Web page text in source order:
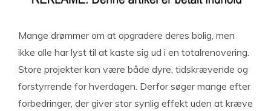
Mange drømmer om at opgradere deres bolig, men
ikke alle har lyst til at kaste sig ud i en totalrenovering.
Store projekter kan være både dyre, tidskrævende og
forstyrrende for hverdagen. Derfor søger mange efter
forbedringer, der giver stor synlig effekt uden at kræve